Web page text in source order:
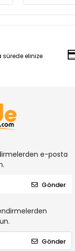
sürede elinize
e-posta
Gönder
Gönder